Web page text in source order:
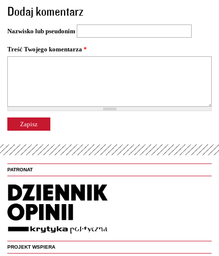
r
o
y
Dodaj komentarz
Nazwisko lub pseudonim
Treść Twojego komentarza *
PATRONAT
PROJEKT WSPIERA